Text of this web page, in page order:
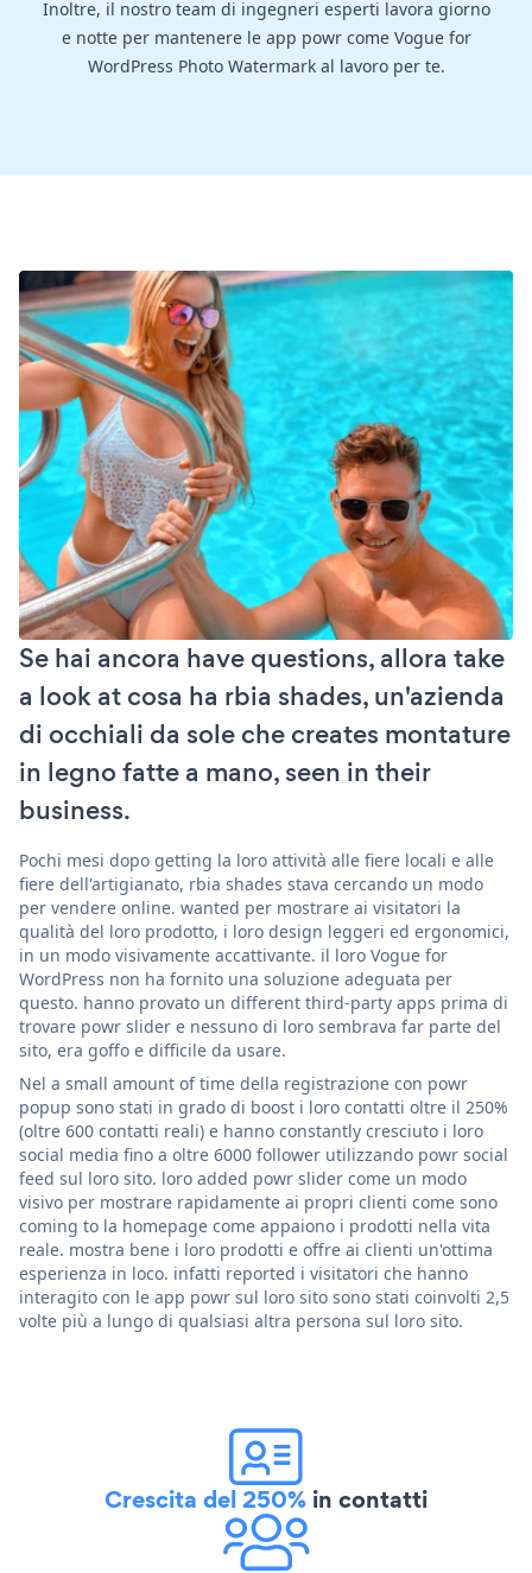
Inoltre, il nostro team di ingegneri esperti lavora giorno
e notte per mantenere le app powr come Vogue for
WordPress Photo Watermark al lavoro per te.
Se hai ancora have questions, allora take
a look at cosa ha rbia shades, un'azienda
di occhiali da sole che creates montature
in legno fatte a mano, seen in their
business.
Pochi mesi dopo getting la loro attività alle fiere locali e alle
fiere dell'artigianato, rbia shades stava cercando un modo
per vendere online. wanted per mostrare ai visitatori la
qualità del loro prodotto, i loro design leggeri ed ergonomici,
in un modo visivamente accattivante. il loro Vogue for
WordPress non ha fornito una soluzione adeguata per
questo. hanno provato un different third-party apps prima di
trovare powr slider e nessuno di loro sembrava far parte del
sito, era goffo e difficile da usare.
Nel a small amount of time della registrazione con powr
popup sono stati in grado di boost i loro contatti oltre il 250%
(oltre 600 contatti reali) e hanno constantly cresciuto i loro
social media fino a oltre 6000 follower utilizzando powr social
feed sul loro sito. loro added powr slider come un modo
visivo per mostrare rapidamente ai propri clienti come sono
coming to la homepage come appaiono i prodotti nella vita
reale. mostra bene i loro prodotti e offre ai clienti un'ottima
esperienza in loco. infatti reported i visitatori che hanno
interagito con le app powr sul loro sito sono stati coinvolti 2,5
volte più a lungo di qualsiasi altra persona sul loro sito.
Crescita del 250% in contatti